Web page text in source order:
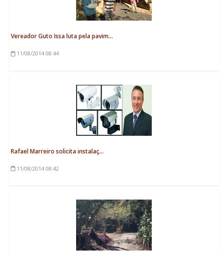
Vereador Guto Issa luta pela pavim...
11/08/2014 08:44
Rafael Marreiro solicita instalaç...
11/08/2014 08:42